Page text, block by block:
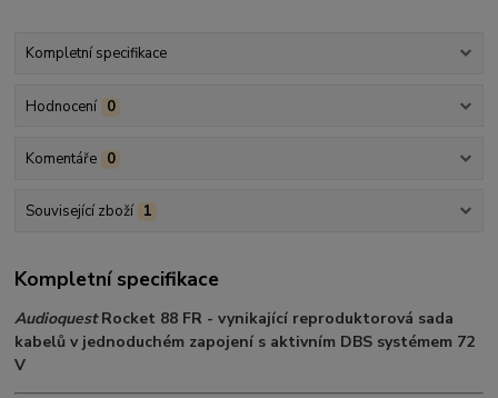
Kompletní specifikace
Hodnocení 0
Komentáře 0
Související zboží 1
Kompletní specifikace
AudioquestRocket 88 FR - vynikající reproduktorová sada
kabelů v jednoduchém zapojení s aktivním DBS systémem 72
V